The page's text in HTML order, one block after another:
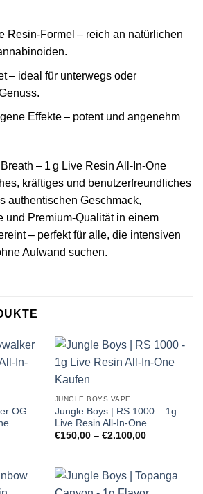
Resin‑Formel – reich an natürlichen
– ideal für unterwegs oder
Effekte – potent und angenehm
– 1 g Live Resin All‑In‑One
kräftiges und benutzerfreundliches
authentischen Geschmack,
und Premium‑Qualität in einem
– perfekt für alle, die intensiven
Aufwand suchen.
OG –
JUNGLE BOYS VAPE
Jungle Boys | RS 1000 – 1g
Live Resin All-In-One
€150,00 – €2.100,00Preisspanne: